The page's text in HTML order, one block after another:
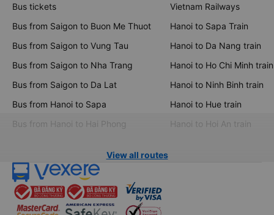
Bus tickets
Bus from Saigon to Buon Me Thuot
Bus from Saigon to Vung Tau
Bus from Saigon to Nha Trang
Bus from Saigon to Da Lat
Bus from Hanoi to Sapa
Bus from Hanoi to Hai Phong
Vietnam Railways
Hanoi to Sapa Train
Hanoi to Da Nang train
Hanoi to Ho Chi Minh train
Hanoi to Ninh Binh train
Hanoi to Hue train
Hanoi to Hoi An train
View all routes